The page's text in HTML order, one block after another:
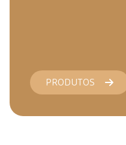
PRODUTOS